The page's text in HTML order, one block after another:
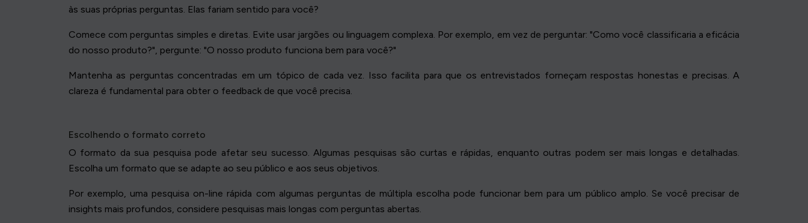
às suas próprias perguntas. Elas fariam sentido para você?
Comece com perguntas simples e diretas. Evite usar jargões ou linguagem complexa. Por exemplo, em vez de perguntar: "Como você classificaria a eficácia
do nosso produto?", pergunte: "O nosso produto funciona bem para você?"
Mantenha as perguntas concentradas em um tópico de cada vez. Isso facilita para que os entrevistados forneçam respostas honestas e precisas. A
clareza é fundamental para obter o feedback de que você precisa.
Escolhendo o formato correto
O formato da sua pesquisa pode afetar seu sucesso. Algumas pesquisas são curtas e rápidas, enquanto outras podem ser mais longas e detalhadas.
Escolha um formato que se adapte ao seu público e aos seus objetivos.
Por exemplo, uma pesquisa on-line rápida com algumas perguntas de múltipla escolha pode funcionar bem para um público amplo. Se você precisar de
insights mais profundos, considere pesquisas mais longas com perguntas abertas.